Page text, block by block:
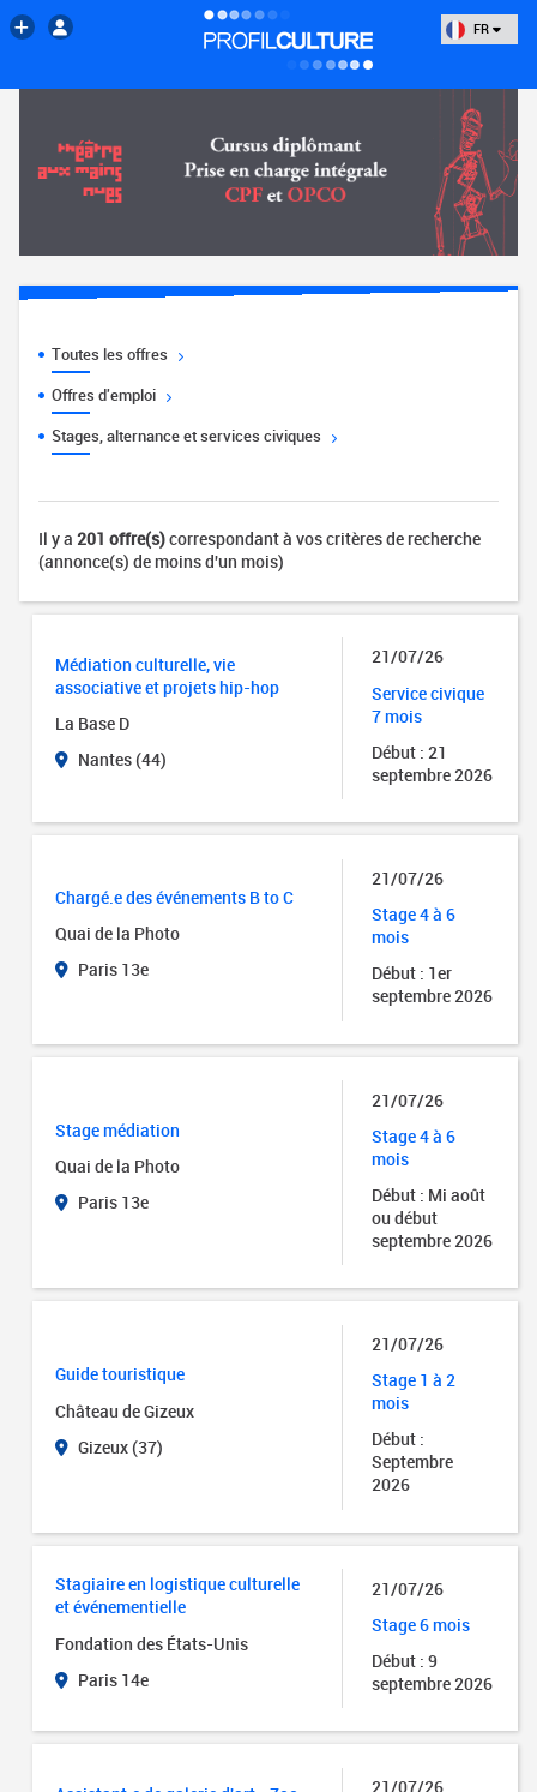
FR
Toutes les offres
Offres d'emploi
Stages, alternance et services civiques
Il y a 201 offre(s)correspondant à vos critères de recherche
(annonce(s) de moins d'un mois)
Médiation culturelle, vie
associative et projets hip-hop
La Base D
Nantes (44)
21/07/26
Service civique
7 mois
Début : 21
septembre 2026
Chargé.e des événements B to C
Quai de la Photo
Paris 13e
21/07/26
Stage 4 à 6
mois
Début : 1er
septembre 2026
Stage médiation
Quai de la Photo
Paris 13e
21/07/26
Stage 4 à 6
mois
Début : Mi août
ou début
septembre 2026
Guide touristique
Château de Gizeux
Gizeux (37)
21/07/26
Stage 1 à 2
mois
Début :
Septembre
2026
Stagiaire en logistique culturelle
et événementielle
Fondation des États-Unis
Paris 14e
21/07/26
Stage 6 mois
Début : 9
septembre 2026
21/07/26